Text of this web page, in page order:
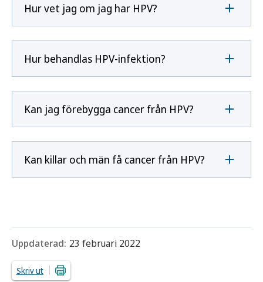
Hur vet jag om jag har HPV?
Hur behandlas HPV-infektion?
Kan jag förebygga cancer från HPV?
Kan killar och män få cancer från HPV?
Uppdaterad: 23 februari 2022
Skriv ut